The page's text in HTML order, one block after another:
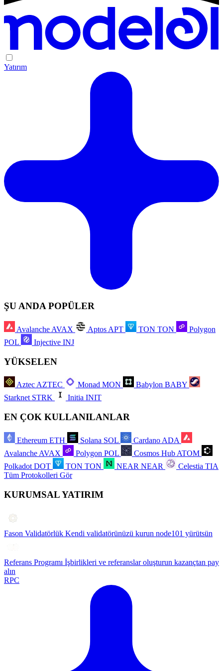
Yatırım
ŞU ANDA POPÜLER
Avalanche AVAX Aptos APT TON TON
Polygon
POL
Injective INJ
YÜKSELEN
AztecAZTEC Monad MON Babylon BABY
Starknet STRK Initia INIT
EN ÇOK KULLANILANLAR
Ethereum ETH Solana SOL Cardano ADA
Avalanche AVAX Polygon POL Cosmos Hub ATOM
Polkadot DOT TON TON NEAR NEAR Celestia TIA
Tüm Protokolleri Gör
KURUMSAL YATIRIM
Fason Validatörlük Kendi validatörünüzü kurun node101 yürütsün
Referans Programı İşbirlikleri ve referanslar oluşturun kazançtan pay
alın
RPC